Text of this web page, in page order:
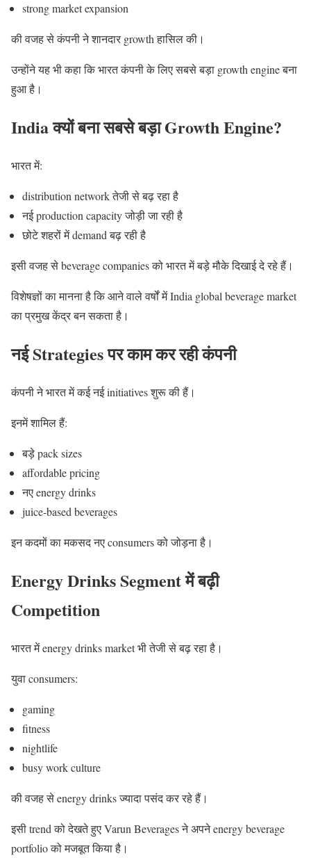
strong market expansion
की वजह से कंपनी ने शानदार growth हासिल की।
उन्होंने यह भी कहा कि भारत कंपनी के लिए सबसे बड़ा growth engine बना
हुआ है।
India क्यों बना सबसे बड़ा Growth Engine?
भारत में:
distribution network तेजी से बढ़ रहा है
नई production capacity जोड़ी जा रही है
छोटे शहरों में demand बढ़ रही है
इसी वजह से beverage companies को भारत में बड़े मौके दिखाई दे रहे हैं।
विशेषज्ञों का मानना है कि आने वाले वर्षों में India global beverage market
का प्रमुख केंद्र बन सकता है।
नई Strategies पर काम कर रही कंपनी
कंपनी ने भारत में कई नई initiatives शुरू की हैं।
इनमें शामिल हैं:
बड़े pack sizes
affordable pricing
नए energy drinks
juice-based beverages
इन कदमों का मकसद नए consumers को जोड़ना है।
Energy Drinks Segment में बढ़ी
Competition
भारत में energy drinks market भी तेजी से बढ़ रहा है।
युवा consumers:
gaming
fitness
nightlife
busy work culture
की वजह से energy drinks ज्यादा पसंद कर रहे हैं।
इसी trend को देखते हुए Varun Beverages ने अपने energy beverage
portfolio को मजबूत किया है।